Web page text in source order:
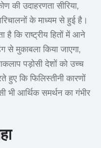
की उदाहरणता सीरिया,
के माध्यम से हुई है।
कि राष्ट्रीय हितों में आने
से मुकाबला किया जाएगा,
पड़ोसी देशों को उच्च
हुए कि फिलिस्तीनी कारणों
भी आर्थिक समर्थन का गंभीर